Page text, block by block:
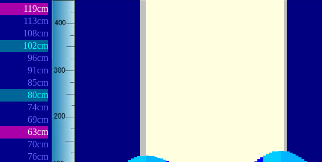
119cm
113cm
108cm
102cm
96cm
91cm
85cm
80cm
74cm
69cm
63cm
70cm
76cm